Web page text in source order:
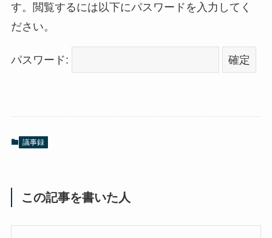
す。閲覧するには以下にパスワードを入力してく
ださい。
パスワード:
議事録
この記事を書いた人